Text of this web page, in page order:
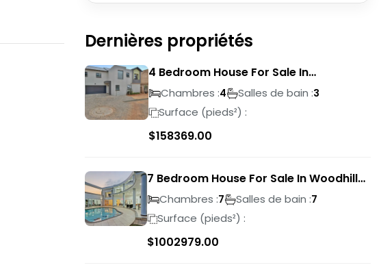
Dernières propriétés
4 Bedroom House For Sale In
Magalieskruin
Chambres :4 Salles de bain :3
Surface (pieds²) :
$158369.00
7 Bedroom House For Sale In Woodhill
Golf Estate
Chambres :7 Salles de bain :7
Surface (pieds²) :
$1002979.00